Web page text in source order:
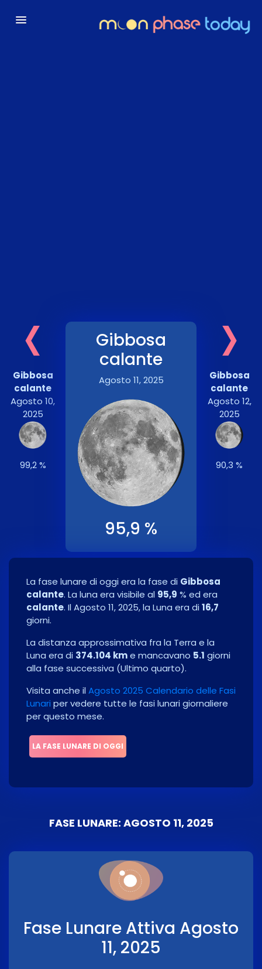
‹
Gibbosa
calante
Agosto 10,
2025
99,2 %
Gibbosa
calante
Agosto 11, 2025
95,9 %
›
Gibbosa
calante
Agosto 12,
2025
90,3 %
La fase lunare di oggi era la fase di Gibbosa
calante. La luna era visibile al 95,9 % ed era
calante. Il Agosto 11, 2025, la Luna era di 16,7
giorni.
La distanza approssimativa fra la Terra e la
Luna era di 374.104 kme mancavano 5.1 giorni
alla fase successiva (Ultimo quarto).
Visita anche il Agosto 2025 Calendario delle Fasi
Lunari per vedere tutte le fasi lunari giornaliere
per questo mese.
LA FASE LUNARE DI OGGI
FASE LUNARE: AGOSTO 11, 2025
Fase Lunare Attiva Agosto
11, 2025